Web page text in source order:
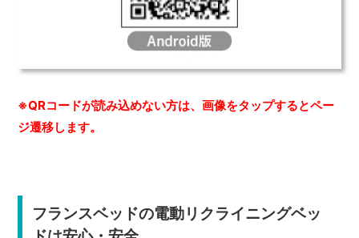
※QRコードが読み込めない方は、画像をタップするとペー
ジ遷移します。
フランスベッドの電動リクライニングベッ